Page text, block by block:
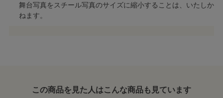
舞台写真をスチール写真のサイズに縮小することは、いたしか
ねます。
この商品を見た人はこんな商品も見ています